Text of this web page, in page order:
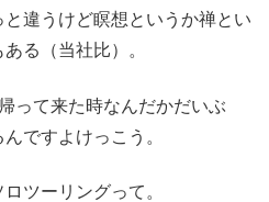
違うけど瞑想というか禅とい
る（当社比）。
って来た時なんだかだいぶ
ですよけっこう。
ツーリングって。